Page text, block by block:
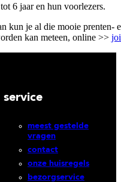
6 jaar en hun voorlezers.
kun je al die mooie prenten-
kan meteen, online >>
service
meest gestelde
vragen
contact
onze huisregels
bezorgservice